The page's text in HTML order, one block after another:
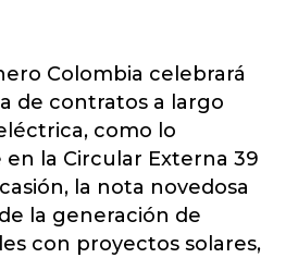
Colombia celebrará
de contratos a largo
como lo
la Circular Externa 39
la nota novedosa
la generación de
con proyectos solares,